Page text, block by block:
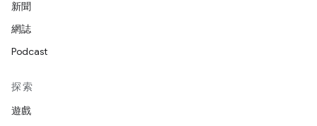
新聞
網誌
Podcast
探索
遊戲